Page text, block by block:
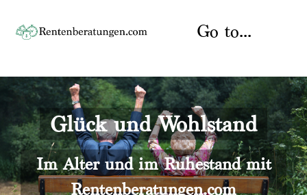
content
Go to...
Startseite
Rente
Rentenberater
Über uns
Kontakt
Glück und Wohlstand
Im Alter und im Ruhestand mit
Rentenberatungen.com